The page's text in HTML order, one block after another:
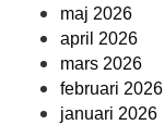
maj 2026
april 2026
mars 2026
februari 2026
januari 2026